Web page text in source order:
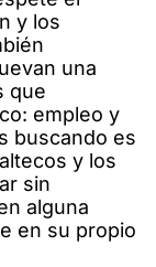
y los
una
que
empleo y
buscando es
y los
sin
alguna
en su propio